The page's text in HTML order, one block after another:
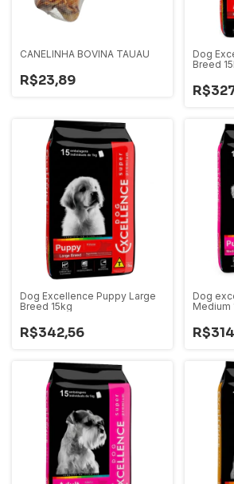
CANELINHA BOVINA TAUAU
R$23,89
Dog
Breed
Dog Excellence Puppy Large
Breed 15kg
R$342,56
Dog
Medium